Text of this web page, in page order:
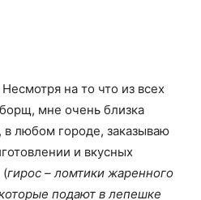
на то что из всех
мне очень близка
в любом городе, заказываю
и вкусных
(гирос – ломтики жаренного
подают в лепешке